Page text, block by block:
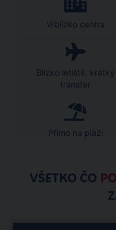
V/blízko centra
Blízko letiště, krátký
transfer
Přímo na pláži
VŠETKO ČO